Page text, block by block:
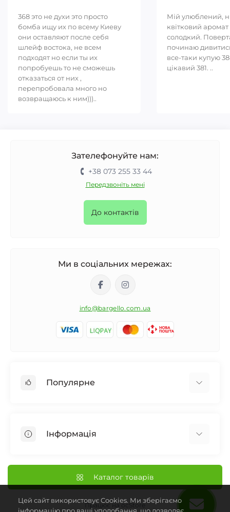
368 это не духи это просто
бомба ищу их по всему Киеву
они оставляют после себя
шлейф востока, не всем
подходят но если ты их
попробуешь то не сможешь
отказаться от них ,
перепробовала много но
возвращаюсь к ним)))..
Мій улюблений,
квітковий аромат
солодкий.
починаю
все-таки купую
цікавий 381. ..
Зателефонуйте нам:
+38 073 255 33 44
Передзвоніть мені
До контактів
Ми в соціальних мережах:
info@bargello.com.ua
Популярне
Унісекс Парфумерія
Автомобільний ароматизатор
Нішева парфумерія
Парфумерія
Інформація
Наші Магазини
Доставка та Оплата
Франчайзинг Bargello
Каталог товарів
Працює наocStore
Цей сайт використовує Cookies. Ми зберігаємо